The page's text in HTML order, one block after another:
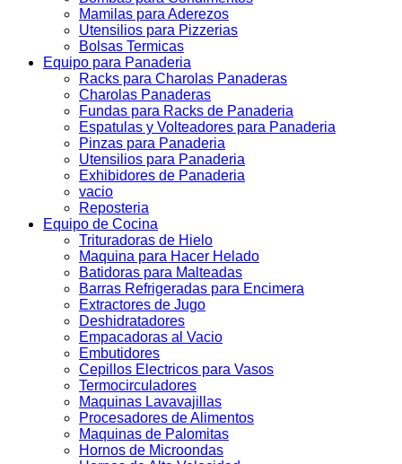
Mamilas para Aderezos
Utensilios para Pizzerias
Bolsas Termicas
Equipo para Panaderia
Racks para Charolas Panaderas
Charolas Panaderas
Fundas para Racks de Panaderia
Espatulas y Volteadores para Panaderia
Pinzas para Panaderia
Utensilios para Panaderia
Exhibidores de Panaderia
vacio
Reposteria
Equipo de Cocina
Trituradoras de Hielo
Maquina para Hacer Helado
Batidoras para Malteadas
Barras Refrigeradas para Encimera
Extractores de Jugo
Deshidratadores
Empacadoras al Vacio
Embutidores
Cepillos Electricos para Vasos
Termocirculadores
Maquinas Lavavajillas
Procesadores de Alimentos
Maquinas de Palomitas
Hornos de Microondas